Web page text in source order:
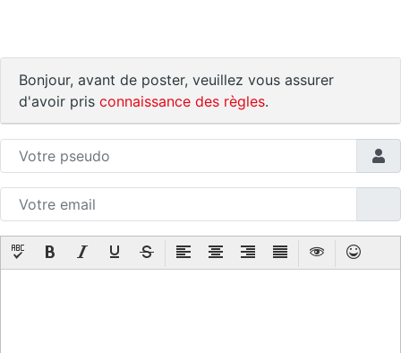
Bonjour, avant de poster, veuillez vous assurer
d'avoir pris connaissance des règles.